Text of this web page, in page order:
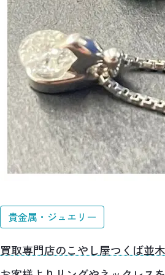
貴金属・ジュエリー
買取専門店のこやし屋つくば並